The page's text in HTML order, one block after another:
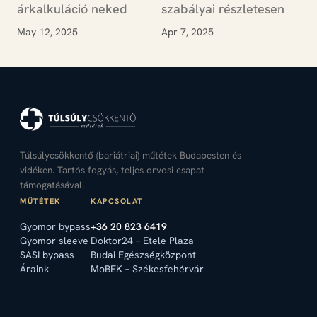
árkalkuláció neked
May 12, 2025
szabályai részletesen
Apr 7, 2025
Túlsúlycsökkentő (bariátriai) műtétek Budapesten és
vidéken. Tartós fogyás, teljes orvosi csapat
támogatásával.
MŰTÉTEK
Gyomor bypass
Gyomor sleeve
SASI bypass
Áraink
KAPCSOLAT
+36 20 823 6419
Doktor24 – Etele Plaza
Budai Egészségközpont
MoBEK – Székesfehérvár